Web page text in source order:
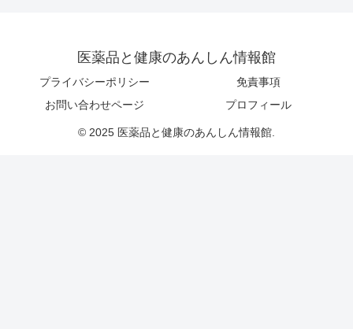
医薬品と健康のあんしん情報館
プライバシーポリシー
免責事項
お問い合わせページ
プロフィール
© 2025 医薬品と健康のあんしん情報館.